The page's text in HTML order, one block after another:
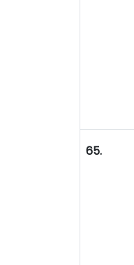
65.